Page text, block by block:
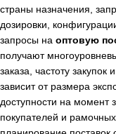
страны назначения,
дозировки,
запросы на оптовую
получают
заказа, частоту
зависит от размера
доступности на момент
покупателей и